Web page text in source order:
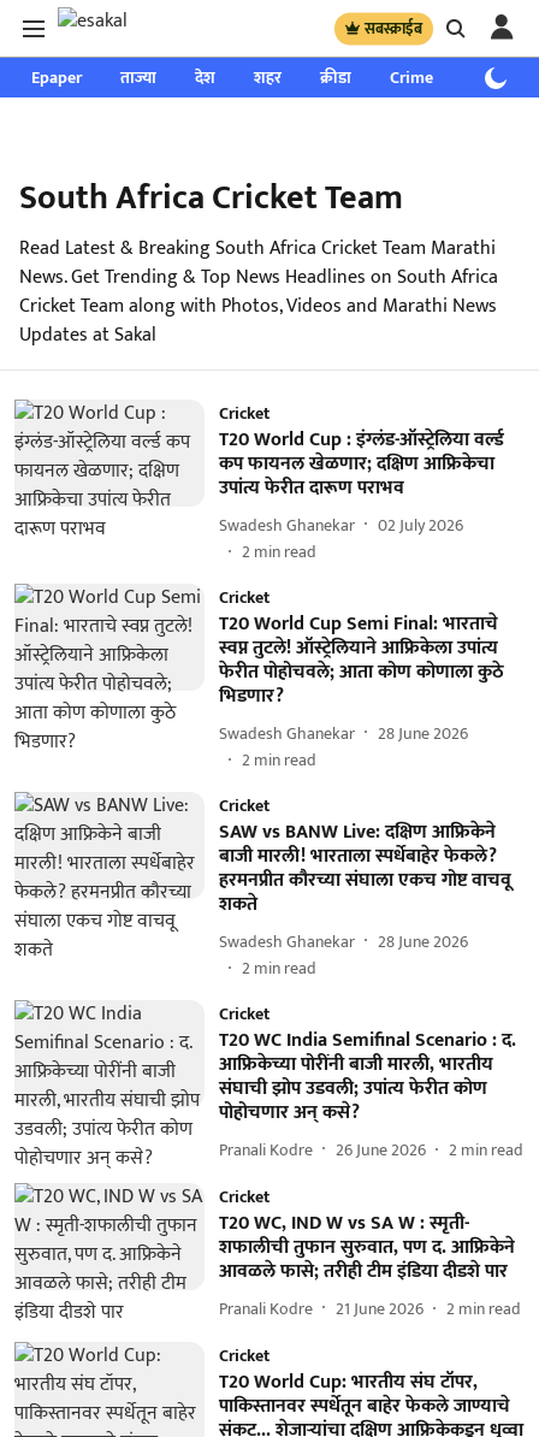
सबस्क्राईब
Epaper ताज्या देश शहर क्रीडा Crime साप्ताहिक
South Africa Cricket Team
Read Latest & Breaking South Africa Cricket Team Marathi
News. Get Trending & Top News Headlines on South Africa
Cricket Team along with Photos, Videos and Marathi News
Updates at Sakal
Cricket
T20 World Cup : इंग्लंड-ऑस्ट्रेलिया वर्ल्ड
कप फायनल खेळणार; दक्षिण आफ्रिकेचा
उपांत्य फेरीत दारूण पराभव
Swadesh Ghanekar
02 July 2026
2min read
Cricket
T20 World Cup Semi Final: भारताचे
स्वप्न तुटले! ऑस्ट्रेलियाने आफ्रिकेला उपांत्य
फेरीत पोहोचवले; आता कोण कोणाला कुठे
भिडणार?
Swadesh Ghanekar
28 June 2026
2min read
Cricket
SAW vs BANW Live: दक्षिण आफ्रिकेने
बाजी मारली! भारताला स्पर्धेबाहेर फेकले?
हरमनप्रीत कौरच्या संघाला एकच गोष्ट वाचवू
शकते
Swadesh Ghanekar
28 June 2026
2min read
Cricket
T20 WC India Semifinal Scenario : द.
आफ्रिकेच्या पोरींनी बाजी मारली, भारतीय
संघाची झोप उडवली; उपांत्य फेरीत कोण
पोहोचणार अन् कसे?
Pranali Kodre 26 June 2026 2min read
Cricket
T20 WC, IND W vs SA W : स्मृती-
शफालीची तुफान सुरुवात, पण द. आफ्रिकेने
आवळले फासे; तरीही टीम इंडिया दीडशे पार
Pranali Kodre 21 June 2026 2min read
Cricket
T20 World Cup: भारतीय संघ टॉपर,
पाकिस्तानवर स्पर्धेतून बाहेर फेकले जाण्याचे
संकट... शेजाऱ्यांचा दक्षिण आफ्रिकेकडून धुव्वा